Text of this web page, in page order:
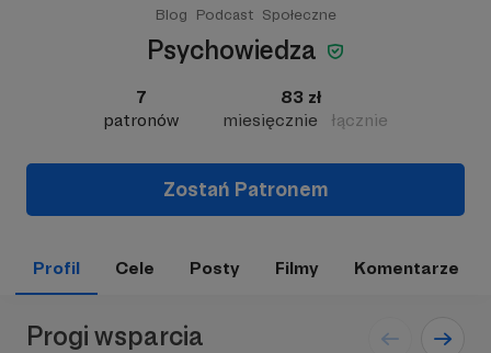
Blog Podcast Społeczne
Psychowiedza
7
patronów
83 zł
miesięcznie
łącznie
Zostań Patronem
Profil Cele Posty Filmy Komentarze
Progi wsparcia